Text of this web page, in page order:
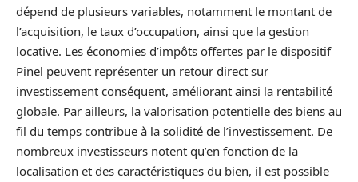
dépend de plusieurs variables, notamment le montant de
l’acquisition, le taux d’occupation, ainsi que la gestion
locative. Les économies d’impôts offertes par le dispositif
Pinel peuvent représenter un retour direct sur
investissement conséquent, améliorant ainsi la rentabilité
globale. Par ailleurs, la valorisation potentielle des biens au
fil du temps contribue à la solidité de l’investissement. De
nombreux investisseurs notent qu’en fonction de la
localisation et des caractéristiques du bien, il est possible